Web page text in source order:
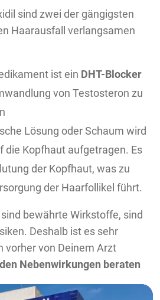
sind zwei der gängigsten
Haarausfall verlangsamen
ist ein DHT-Blocker
von Testosteron zu
Lösung oder Schaum wird
die Kopfhaut aufgetragen. Es
der Kopfhaut, was zu
der Haarfollikel führt.
bewährte Wirkstoffe, sind
Deshalb ist es sehr
vorher von Deinem Arzt
Nebenwirkungen beraten